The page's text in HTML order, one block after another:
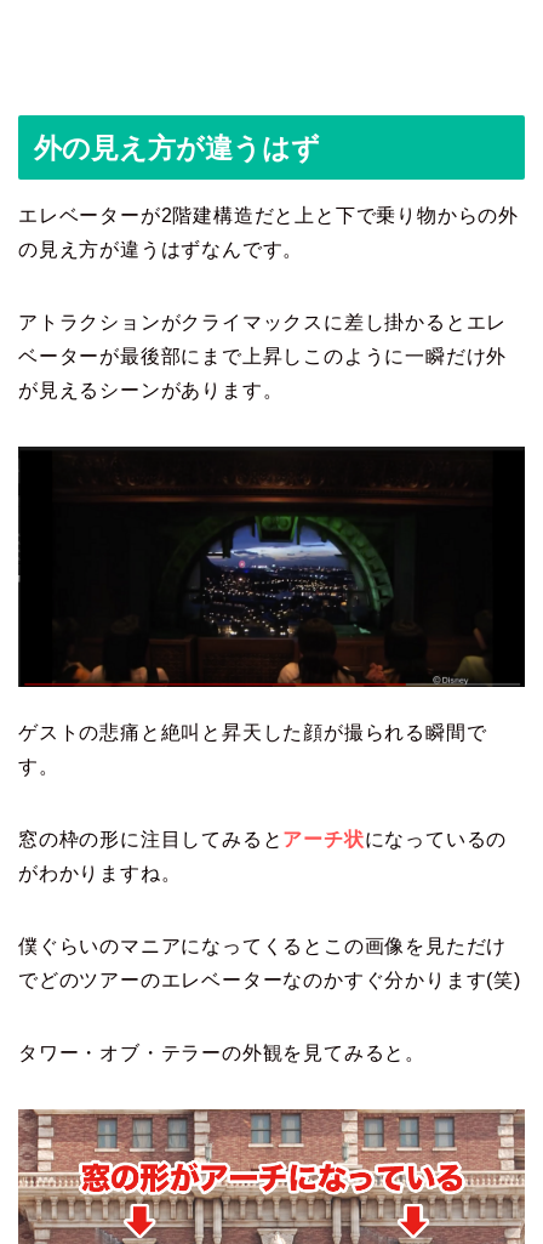
外の見え方が違うはず
エレベーターが2階建構造だと上と下で乗り物からの外
の見え方が違うはずなんです。
アトラクションがクライマックスに差し掛かるとエレ
ベーターが最後部にまで上昇しこのように一瞬だけ外
が見えるシーンがあります。
ゲストの悲痛と絶叫と昇天した顔が撮られる瞬間で
す。
窓の枠の形に注目してみると アーチ状になっているの
がわかりますね。
僕ぐらいのマニアになってくるとこの画像を見ただけ
でどのツアーのエレベーターなのかすぐ分かります(笑)
タワー・オブ・テラーの外観を見てみると。